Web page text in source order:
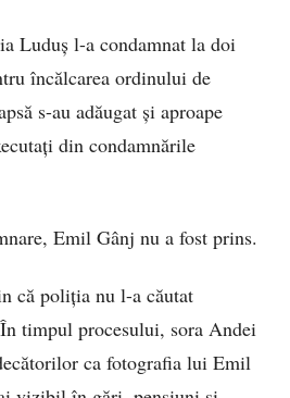
Luduș l-a condamnat la doi
încălcarea ordinului de
s-au adăugat și aproape
din condamnările
Emil Gânj nu a fost prins.
că poliția nu l-a căutat
timpul procesului, sora Andei
ca fotografia lui Emil